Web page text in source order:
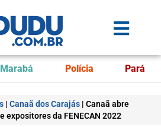
Marabá Polícia Pará
| Canaã dos Carajás | Canaã abre
expositores da FENECAN 2022